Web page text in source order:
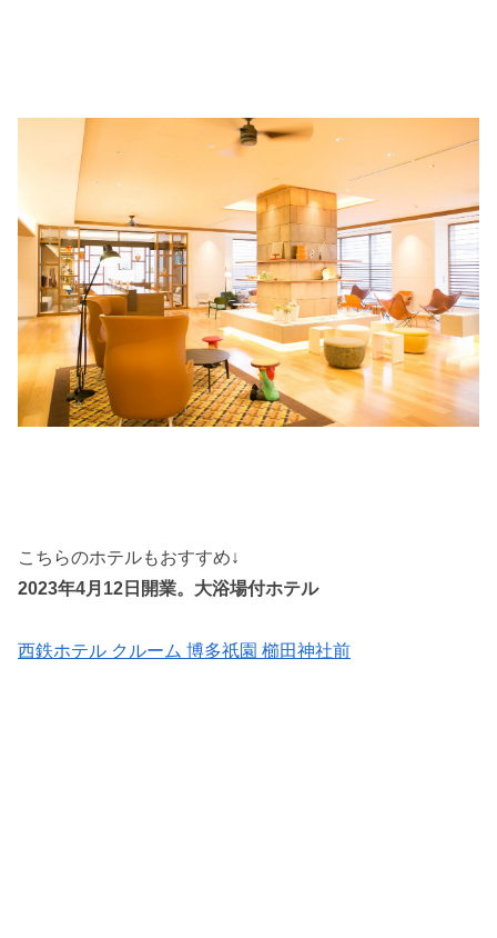
こちらのホテルもおすすめ↓
2023年4月12日開業。大浴場付ホテル
西鉄ホテル クルーム 博多祇園 櫛田神社前